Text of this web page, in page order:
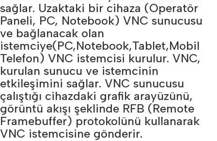
sağlar. Uzaktaki bir cihaza (Operatör
Paneli, PC, Notebook) VNC sunucusu
ve bağlanacak olan
istemciye(PC,Notebook,Tablet,Mobil
Telefon) VNC istemcisi kurulur. VNC,
kurulan sunucu ve istemcinin
etkileşimini sağlar. VNC sunucusu
çalıştığı cihazdaki grafik arayüzünü,
görüntü akışı şeklinde RFB (Remote
Framebuffer) protokolünü kullanarak
VNC istemcisine gönderir.